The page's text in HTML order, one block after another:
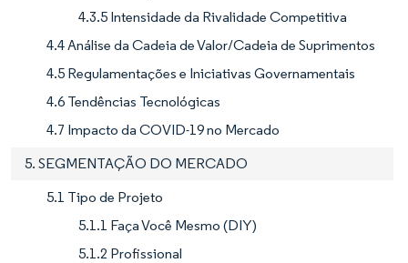
4.3.5 Intensidade da Rivalidade Competitiva
4.4 Análise da Cadeia de Valor/Cadeia de Suprimentos
4.5 Regulamentações e Iniciativas Governamentais
4.6 Tendências Tecnológicas
4.7 Impacto da COVID-19 no Mercado
5. SEGMENTAÇÃO DO MERCADO
5.1 Tipo de Projeto
5.1.1 Faça Você Mesmo (DIY)
5.1.2 Profissional